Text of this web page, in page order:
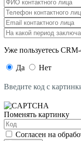
Уже пользуетесь
Да Нет
Введите код с
Поменять картинку
Согласен на